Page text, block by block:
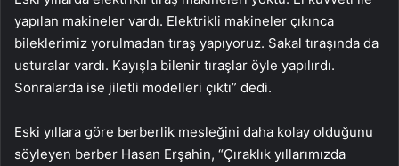
yapılan makineler vardı. Elektrikli makineler çıkınca
bileklerimiz yorulmadan tıraş yapıyoruz. Sakal tıraşında da
usturalar vardı. Kayışla bilenir tıraşlar öyle yapılırdı.
Sonralarda ise jiletli modelleri çıktı” dedi.
Eski yıllara göre berberlik mesleğini daha kolay olduğunu
söyleyen berber Hasan Erşahin, “Çıraklık yıllarımızda